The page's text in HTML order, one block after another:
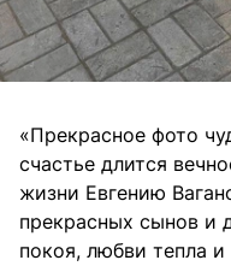
«Прекрасное фото
счастье длится
жизни Евгению
прекрасных сынов и
покоя, любви тепла